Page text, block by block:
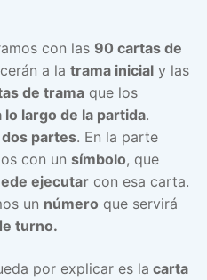
con las 90 cartas de
a la trama inicial y las
de trama que los
lo largo de la partida.
dos partes. En la parte
con un símbolo, que
ejecutar con esa carta.
un número que servirá
turno.
por explicar es la carta